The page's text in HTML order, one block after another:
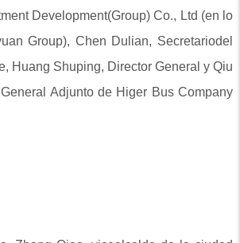
Development(Group) Co., Ltd (en lo
Group), Chen Dulian, Secretariodel
Huang Shuping, Director General y Qiu
Adjunto de Higer Bus Company